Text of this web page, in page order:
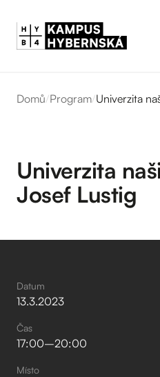
Domů/Program/Univerzita
Univerzita
Josef Lustig
Datum
13.3.2023
Čas
17:00–⁠20:00
Místo